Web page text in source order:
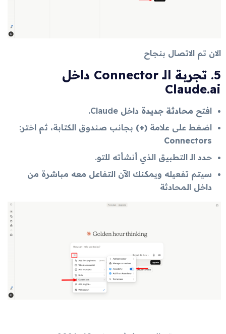
الان تم الاتصال بنجاح
5.
تجربة الـ Connector داخل
Claude.ai
افتح محادثة جديدة داخل Claude.
اضغط على علامة (+) بجانب صندوق الكتابة، ثم اختر:
Connectors
حدد الـ التطبيق الذي أنشأته للتو.
سيتم تفعيله ويمكنك الآن التفاعل معه مباشرة من
داخل المحادثة